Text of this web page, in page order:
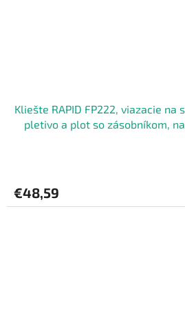
Kliešte RAPID FP222, viazacie na
pletivo a plot so zásobníkom,
€48,59